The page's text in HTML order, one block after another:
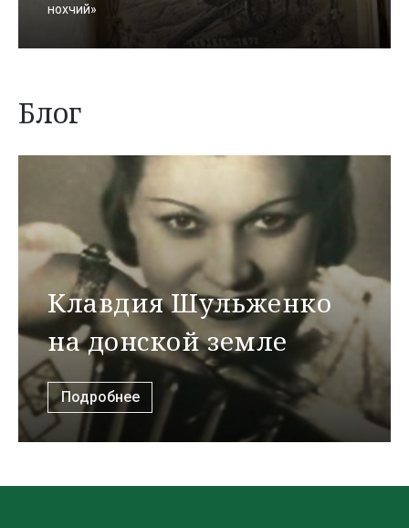
нохчий»
Блог
Клавдия Шульженко
на донской земле
Подробнее